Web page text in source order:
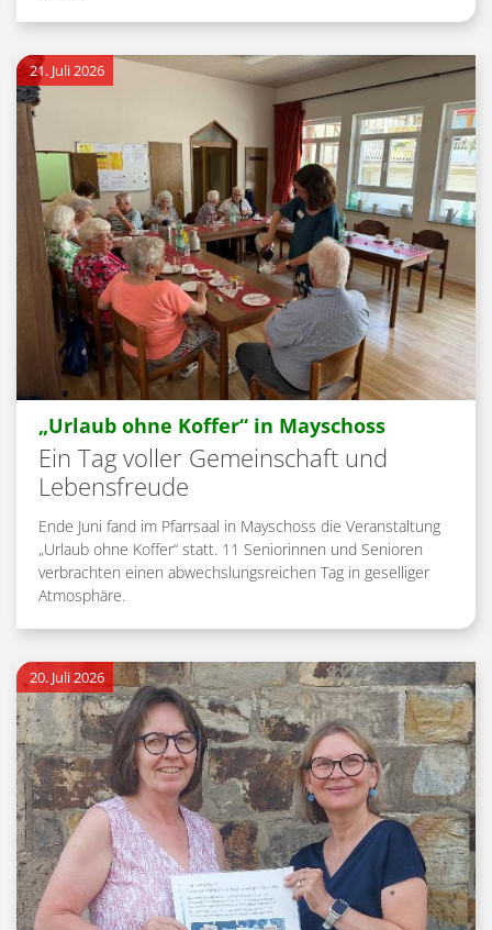
„Urlaub ohne Koffer“ in Mayschoss:
Ein Tag voller Gemeinschaft und
Lebensfreude
21. Juli 2026
Ende Juni fand im Pfarrsaal in Mayschoss die Veranstaltung
„Urlaub ohne Koffer“ statt. 11 Seniorinnen und Senioren
verbrachten einen abwechslungsreichen Tag in geselliger
Atmosphäre.
20. Juli 2026